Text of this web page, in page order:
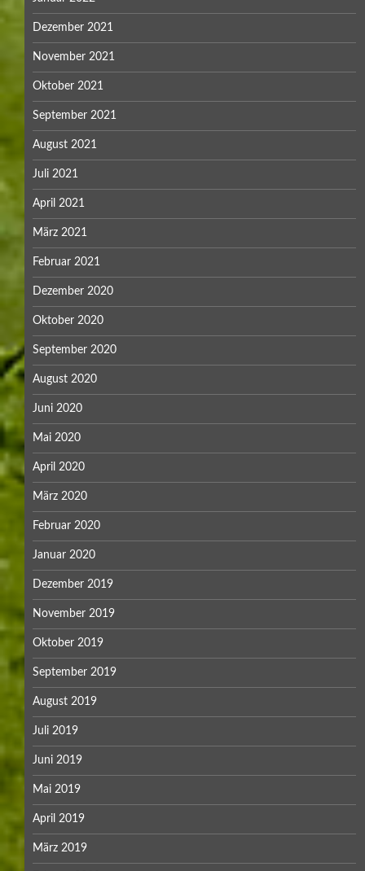
Dezember 2021
November 2021
Oktober 2021
September 2021
August 2021
Juli 2021
April 2021
März 2021
Februar 2021
Dezember 2020
Oktober 2020
September 2020
August 2020
Juni 2020
Mai 2020
April 2020
März 2020
Februar 2020
Januar 2020
Dezember 2019
November 2019
Oktober 2019
September 2019
August 2019
Juli 2019
Juni 2019
Mai 2019
April 2019
März 2019